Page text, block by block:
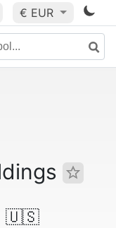
€ EUR
🇺🇸